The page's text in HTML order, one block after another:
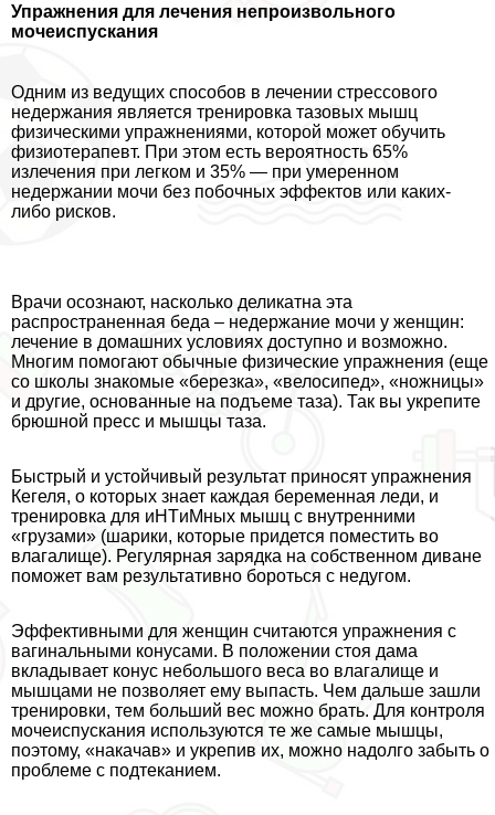
Упражнения для лечения непроизвольного
мочеиспускания
Одним из ведущих способов в лечении стрессового
недержания является тренировка тазовых мышц
физическими упражнениями, которой может обучить
физиотерапевт. При этом есть вероятность 65%
излечения при легком и 35% — при умеренном
недержании мочи без побочных эффектов или каких-
либо рисков.
Врачи осознают, насколько деликатна эта
распространенная беда – недержание мочи у женщин:
лечение в домашних условиях доступно и возможно.
Многим помогают обычные физические упражнения (еще
со школы знакомые «березка», «велосипед», «ножницы»
и другие, основанные на подъеме таза). Так вы укрепите
брюшной пресс и мышцы таза.
Быстрый и устойчивый результат приносят упражнения
Кегеля, о которых знает каждая беременная леди, и
тренировка для иHTиMных мышц с внутренними
«грузами» (шарики, которые придется поместить во
влагалище). Регулярная зарядка на собственном диване
поможет вам результативно бороться с недугом.
Эффективными для женщин считаются упражнения с
вaгинальными конусами. В положении стоя дама
вкладывает конус небольшого веса во влагалище и
мышцами не позволяет ему выпасть. Чем дальше зашли
тренировки, тем больший вес можно брать. Для контроля
мочеиспускания используются те же самые мышцы,
поэтому, «накачав» и укрепив их, можно надолго забыть о
проблеме с подтеканием.